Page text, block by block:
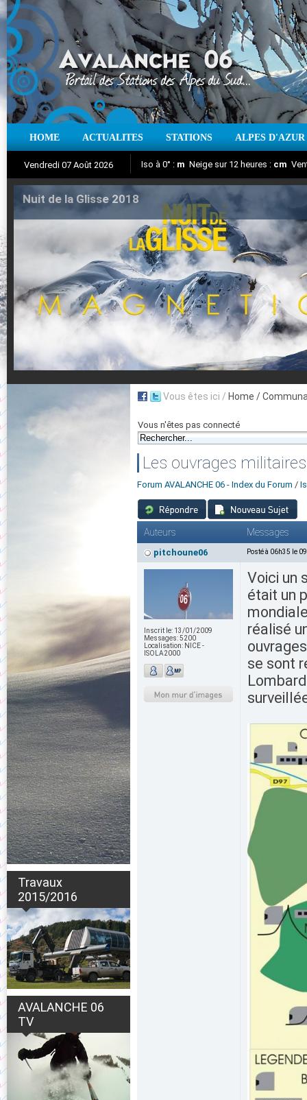
HOME ACTUALITES STATIONS ALPES D'AZUR
Vendredi 07 Août 2026
Aujourd'hui : T° Min : °C T° Max :°C
Iso à 0° : m Neige sur 12 heures : cm
Suivez en direct l'actualité des stations
Nuit de la Glisse 2018
Travaux
2015/2016
AVALANCHE 06
TV
Vous êtes ici / Home /
Vous n'êtes pas connecté
Les ouvrages
Forum AVALANCHE 06 - Index du Forum /
Auteurs Messages
pitchoune06 Posté à 06h35 le
Inscrit le: 13/01/2009
Messages:5200
Localisation: NICE -
ISOLA2000
Voici un
était un
réalisé
se sont